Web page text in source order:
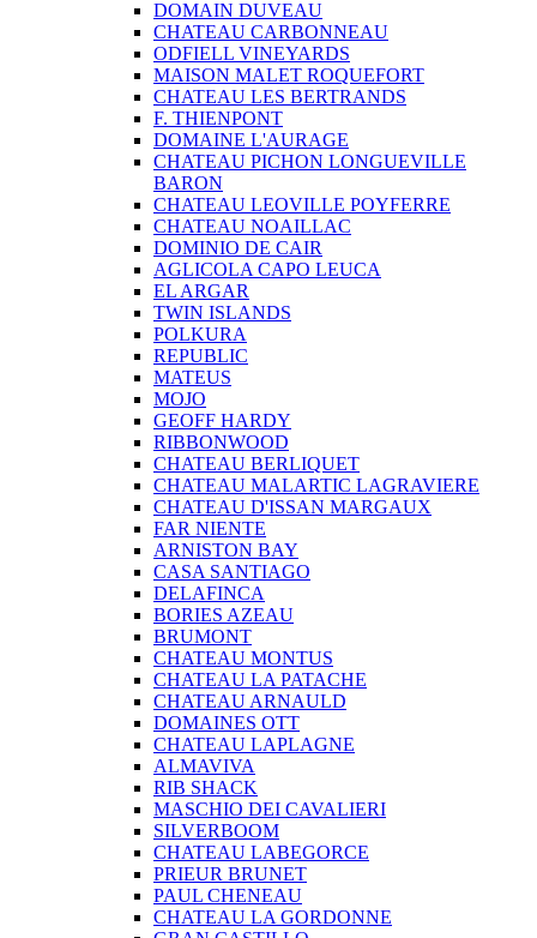
DOMAIN DUVEAU
CHATEAU CARBONNEAU
ODFIELL VINEYARDS
MAISON MALET ROQUEFORT
CHATEAU LES BERTRANDS
F. THIENPONT
DOMAINE L'AURAGE
CHATEAU PICHON LONGUEVILLE
BARON
CHATEAU LEOVILLE POYFERRE
CHATEAU NOAILLAC
DOMINIO DE CAIR
AGLICOLA CAPO LEUCA
EL ARGAR
TWIN ISLANDS
POLKURA
REPUBLIC
MATEUS
MOJO
GEOFF HARDY
RIBBONWOOD
CHATEAU BERLIQUET
CHATEAU MALARTIC LAGRAVIERE
CHATEAU D'ISSAN MARGAUX
FAR NIENTE
ARNISTON BAY
CASA SANTIAGO
DELAFINCA
BORIES AZEAU
BRUMONT
CHATEAU MONTUS
CHATEAU LA PATACHE
CHATEAU ARNAULD
DOMAINES OTT
CHATEAU LAPLAGNE
ALMAVIVA
RIB SHACK
MASCHIO DEI CAVALIERI
SILVERBOOM
CHATEAU LABEGORCE
PRIEUR BRUNET
PAUL CHENEAU
CHATEAU LA GORDONNE